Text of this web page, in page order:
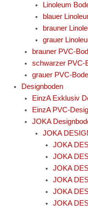
Linoleum
blauer
brauner
grauer
brauner PVC-
schwarzer PVC-
grauer PVC-
Designboden
EinzA Exklusiv
EinzA PVC-
JOKA
JOKA
JOKA
JOKA
JOKA
JOKA
JOKA
JOKA